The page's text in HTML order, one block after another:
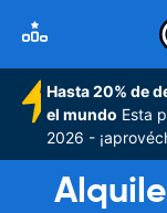
Hasta 20% de
el mundo Esta
2026 -